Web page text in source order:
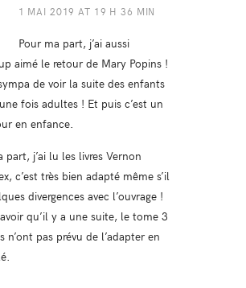
1 MAI 2019 AT 19 H 36 MIN
Pour ma part, j’ai aussi
aimé le retour de Mary Popins !
de voir la suite des enfants
fois adultes ! Et puis c’est un
en enfance.
part, j’ai lu les livres Vernon
c’est très bien adapté même s’il
divergences avec l’ouvrage !
qu’il y a une suite, le tome 3
n’ont pas prévu de l’adapter en